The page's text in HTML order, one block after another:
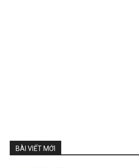
BÀI VIẾT MỚI